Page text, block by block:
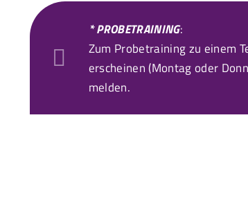
* PROBETRAINING:
Zum Probetraining zu einem
erscheinen (Montag oder
melden.